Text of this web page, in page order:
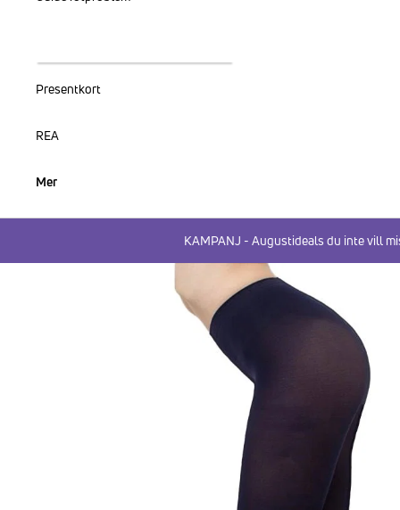
Presentkort
REA
Mer
KAMPANJ - Augustideals du inte vill
HOPPA TILL PRODUKTINFORMATION